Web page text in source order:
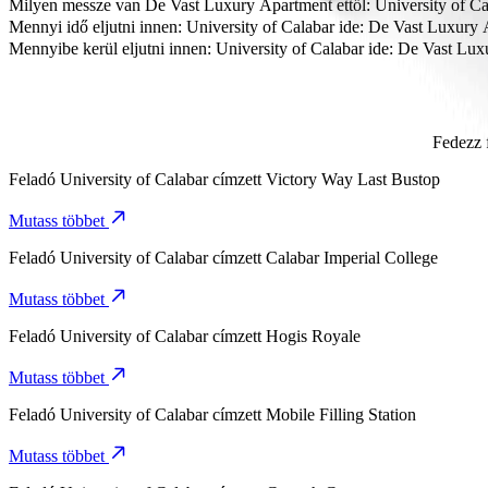
A legmegfizethetőbb módja az utazásnak innen: University of
Milyen messze van De Vast Luxury Apartment ettől: University of
De Vast Luxury Apartment körülbelül 6,2 km távolságra van
Mennyi idő eljutni innen: University of Calabar ide: De Vast Luxury
Körülbelül 13 p időt vesz igénybe eljutni innen: University of
Mennyibe kerül eljutni innen: University of Calabar ide: De Vast
Az utazás várható ára innen: University of Calabar ide: De Vast
Fedezz
Feladó University of Calabar címzett Victory Way Last Bustop
Mutass többet
Feladó University of Calabar címzett Calabar Imperial College
Mutass többet
Feladó University of Calabar címzett Hogis Royale
Mutass többet
Feladó University of Calabar címzett Mobile Filling Station
Mutass többet